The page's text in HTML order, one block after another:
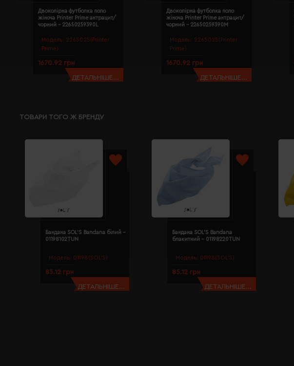
Модель: 2265025(Printer
Prime)
Двоколірна футболка поло
жіноча Printer Prime антрацит/
чорний - 22650259390L
1670.92 грн
ДЕТАЛЬНІШЕ...
Модель: 2265025(Printer
Prime)
Двоколірна футболка поло
жіноча Printer Prime антрацит/
чорний - 22650259390M
1670.92 грн
ДЕТАЛЬНІШЕ...
ТОВАРИ ТОГО Ж БРЕНДУ
Модель: 01198(SOL’S)
Бандана SOL'S Bandana білий -
01198102TUN
85.12 грн
ДЕТАЛЬНІШЕ...
Модель: 01198(SOL’S)
Бандана SOL'S Bandana
блакитний - 01198220TUN
85.12 грн
ДЕТАЛЬНІШЕ...